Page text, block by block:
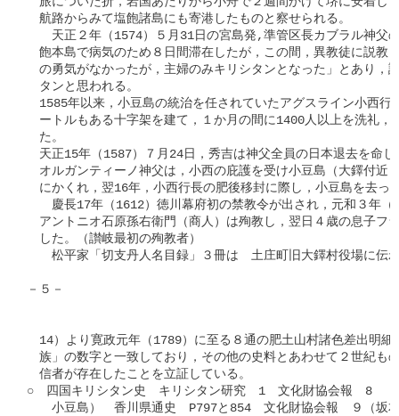
航路からみて塩飽諸島にも寄港したものと察せられる。
天正２年（1574）５月31日の宮島発,準管区長カブラル神父
飽本島で病気のため８日間滞在したが，この間，異教徒に説教
の勇気がなかったが，主婦のみキリシタンとなった」とあり，
タンと思われる。
1585年以来，小豆島の統治を任されていたアグスライン小西行
ートルもある十字架を建て，１か月の間に1400人以上を洗礼，
た。
天正15年（1587）７月24日，秀吉は神父全員の日本退去を命じ
オルガンティーノ神父は，小西の庇護を受け小豆島（大鐸付近
にかくれ，翌16年，小西行長の肥後移封に際し，小豆島を去っ
慶長17年（1612）徳川幕府初の禁教令が出され，元和３年（
アントニオ石原孫右衛門（商人）は殉教し，翌日４歳の息子フ
した。（讃岐最初の殉教者）
松平家「切支丹人名目録」３冊は　土庄町旧大鐸村役場に伝
－５－
14）より寛政元年（1789）に至る８通の肥土山村諸色差出明細
族」の数字と一致しており，その他の史料とあわせて２世紀も
信者が存在したことを立証している。
○　四国キリシタン史　キリシタン研究　1　文化財協会報　8　
小豆島）　香川県通史　P797と854　文化財協会報　９（坂